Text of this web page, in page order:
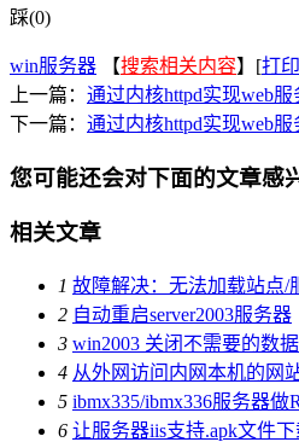
踩(0)
win服务器 【搜索相关内容】[打印
上一篇： 通过内核httpd实现web服
下一篇： 通过内核httpd实现web服
您可能还会对下面的文章感
相关文章
1 故障解决：无法加载站点/
2 自动重启server2003服务器
3 win2003 关闭不需要的数
4 从外网访问内网本机的网
5 ibmx335/ibmx336服务器
6 让服务器iis支持.apk文件